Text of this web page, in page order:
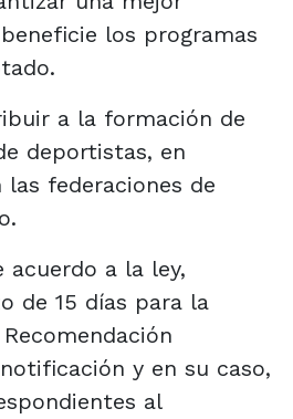
los programas
a la formación de
deportistas, en
federaciones de
acuerdo a la ley,
de 15 días para la
y en su caso,
al